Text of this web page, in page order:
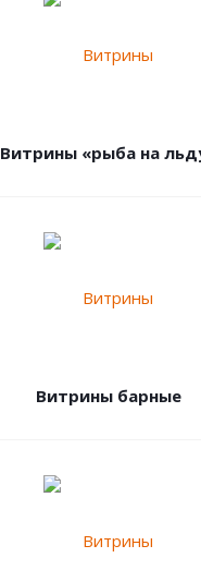
Витрины «рыба на
Витрины барные